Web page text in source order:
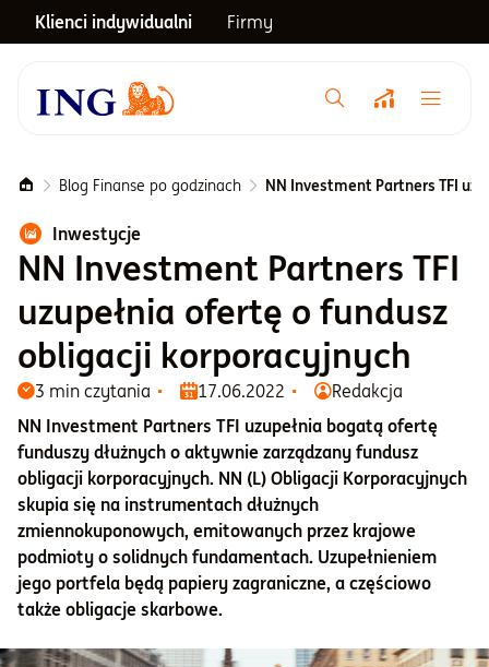
Klienci indywidualni Firmy
Menu główne
Notowania
Emerytura
Inwestycje
Blog
Centrum pomocy
Informacje i dokumenty
O nas
Blog Finanse po godzinach NN Investment Partners TFI
Inwestycje
NN Investment Partners TFI
uzupełnia ofertę o fundusz
obligacji korporacyjnych
3 min czytania 17.06.2022
Redakcja
NN Investment Partners TFI uzupełnia bogatą ofertę
funduszy dłużnych o aktywnie zarządzany fundusz
obligacji korporacyjnych. NN (L) Obligacji Korporacyjnych
skupia się na instrumentach dłużnych
zmiennokuponowych, emitowanych przez krajowe
podmioty o solidnych fundamentach. Uzupełnieniem
jego portfela będą papiery zagraniczne, a częściowo
także obligacje skarbowe.